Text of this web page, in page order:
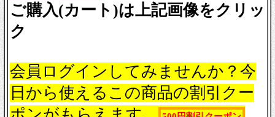
ご購入(カート)は上記画像をクリッ
ク
会員ログインしてみませんか？今
日から使えるこの商品の割引クー